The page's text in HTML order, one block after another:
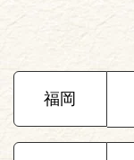
福岡